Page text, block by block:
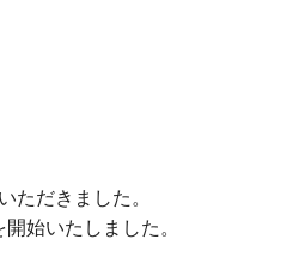
ただきました。
始いたしました。